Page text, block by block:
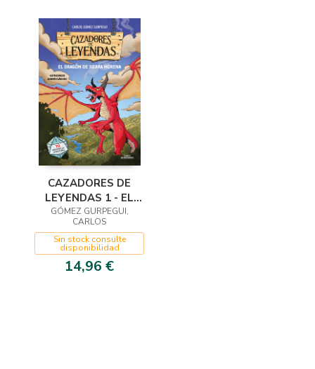
CAZADORES DE
LEYENDAS 1 - EL
DRAGÓN DE SIERRA
MORENA
GÓMEZ GURPEGUI,
CARLOS
Sin stock consulte
disponibilidad
14,96 €